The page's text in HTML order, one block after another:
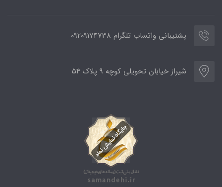
پشتیبانی واتساب تلگرام 09209174738
شیراز خیابان تحویلی کوچه 9 پلاک 54